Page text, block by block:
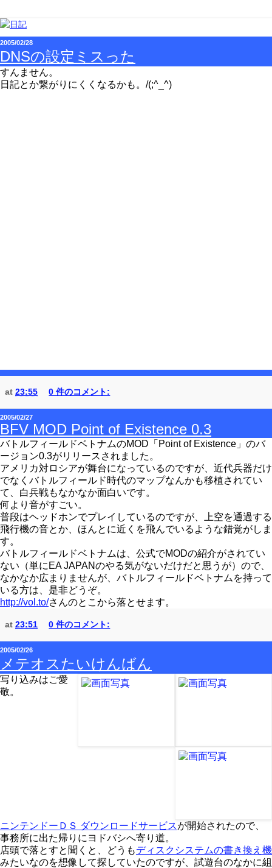
2005/02/28
DNSの設定ミスった
すんません。
日記とか繋がりにくくなるかも。/(;^_^)
at 23:55 0 件のコメント:
2005/02/27
BFV MOD Point of Existence 0.3
バトルフィールドベトナムのMOD「Point of Existence」のバ
ージョン0.3がリリースされました。
アメリカ対ロシアが舞台になっているのですが、近代兵器だけ
でなくバトルフィールド時代のマップなんかも移植されてい
て、白兵戦もなかなか面白いです。
何より音がすごい。
普段はヘッドホンでプレイしているのですが、上空を通過する
飛行機の音とか、ほんとに近くを飛んでいるような錯覚がしま
す。
バトルフィールドベトナムは、公式でMODの紹介がされてい
ない（単にEA JAPANのやる気がないだけだと思うが）ので、
なかなか広まりませんが、バトルフィールドベトナムを持って
いる方は、是非どうぞ。
http://vol.to/さんのとこから落とせます。
at 23:51 0 件のコメント:
2005/02/26
メテオスたいけんばん
写り込みはご愛
敬。
ニンテンドーＤＳ ダウンロードサービスが開始されたので、
事務所に出た帰りにヨドバシへ寄り道。
店頭で落とすと聞くと、どうもディスクシステムの書き換え機
みたいなのを想像して探していたのですが、試遊台のなかに組